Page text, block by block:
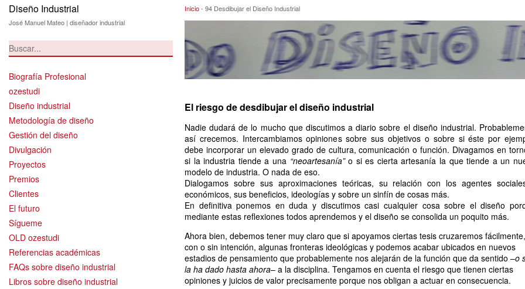
Diseño Industrial
José Manuel Mateo | diseñador industrial
Biografía Profesional
ozestudi
Diseño industrial
Metodología de diseño
Gestión del diseño
Divulgación
Proyectos
Premios
Clientes
El futuro
Sígueme
OLD ozestudi
Referencias académicas
FAQs sobre diseño industrial
Libros sobre diseño industrial
94 Desdibujar el Diseño Industrial
Inicio- 94 Desdibujar el Diseño Industrial
El riesgo de desdibujar el diseño industrial
Nadie dudará de lo mucho que discutimos a diario sobre el diseño industrial.
así crecemos. Intercambiamos opiniones sobre sus objetivos o sobre si éste por
debe incorporar un elevado grado de cultura, comunicación o función. Divagamos en
si la industria tiende a una “neoartesanía”o si es cierta artesanía la que tiende a un
modelo de industria. O nada de eso.
Dialogamos sobre sus aproximaciones teóricas, su relación con los agentes
económicos, sus beneficios, ideologías y sobre un sinfín de cosas más.
En definitiva ponemos en duda y discutimos casi cualquier cosa sobre el diseño
mediante estas reflexiones todos aprendemos y el diseño se consolida un poquito más.
Ahora bien, debemos tener muy claro que si apoyamos ciertas tesis cruzaremos fácilmente,
con o sin intención, algunas fronteras ideológicas y podemos acabar ubicados en nuevos
estadios de pensamiento que probablemente nos alejarán de la función que da sentido –o
la ha dado hasta ahora– a la disciplina. Tengamos en cuenta el riesgo que tienen ciertas
opiniones y juicios de valor precisamente porque nos obligan a actuar en consecuencia.